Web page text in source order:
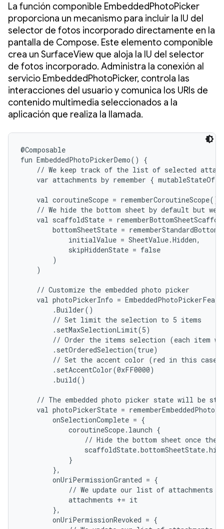
La función componible EmbeddedPhotoPicker
proporciona un mecanismo para incluir la IU del
selector de fotos incorporado directamente en la
pantalla de Compose. Este elemento componible
crea un SurfaceView que aloja la IU del selector
de fotos incorporado. Administra la conexión al
servicio EmbeddedPhotoPicker, controla las
interacciones del usuario y comunica los URIs de
contenido multimedia seleccionados a la
aplicación que realiza la llamada.
@Composable
fun EmbeddedPhotoPickerDemo() {
// We keep track of the list of selected
var attachments by remember {
    val coroutineScope = rememberCoroutineScope()
// We hide the bottom sheet by default but we
val scaffoldState =
bottomSheetState =
            initialValue = SheetValue.Hidden,
            skipHiddenState = false
        )
    )
    // Customize the embedded photo picker
val photoPickerInfo =
        .Builder()
        // Set limit the selection to 5 items
        .setMaxSelectionLimit(5)
// Order the items selection (each item
        .setOrderedSelection(true)
// Set the accent color (red in this
        .setAccentColor(0xFF0000)
        .build()
// The embedded photo picker state will be
val photoPickerState =
        onSelectionComplete = {
            coroutineScope.launch {
// Hide the bottom sheet once the
            }
        },
        onUriPermissionGranted = {
// We update our list of attachments
            attachments += it
        },
        onUriPermissionRevoked = {